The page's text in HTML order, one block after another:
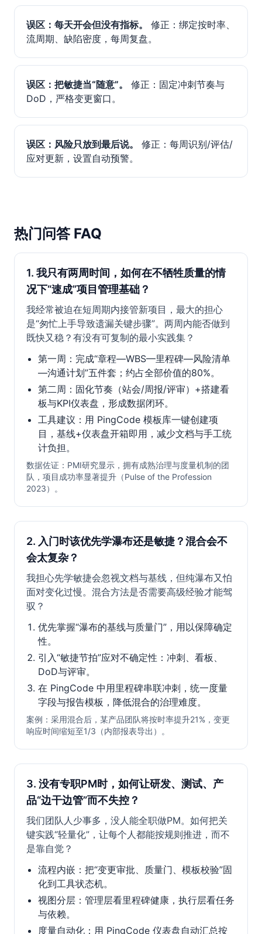
误区：每天开会但没有指标。
修正：绑定按时率、
流周期、缺陷密度，每周复盘。
误区：把敏捷当“随意”。
修正：固定冲刺节奏与
DoD，严格变更窗口。
误区：风险只放到最后说。
修正：每周识别/评估/
应对更新，设置自动预警。
热门问答 FAQ
1. 我只有两周时间，如何在不牺牲质量的情
况下“速成”项目管理基础？
我经常被迫在短周期内接管新项目，最大的担心
是“匆忙上手导致遗漏关键步骤”。两周内能否做到
既快又稳？有没有可复制的最小实践集？
第一周：完成“章程—WBS—里程碑—风险清单
—沟通计划”五件套；约占全部价值的80%。
第二周：固化节奏（站会/周报/评审）+搭建看
板与KPI仪表盘，形成数据闭环。
工具建议：用 PingCode 模板库一键创建项
目，基线+仪表盘开箱即用，减少文档与手工统
计负担。
数据佐证：PMI研究显示，拥有成熟治理与度量机制的团
队，项目成功率显著提升（Pulse of the Profession
2023）。
2. 入门时该优先学瀑布还是敏捷？混合会不
会太复杂？
我担心先学敏捷会忽视文档与基线，但纯瀑布又怕
面对变化过慢。混合方法是否需要高级经验才能驾
驭？
优先掌握“瀑布的基线与质量门”，用以保障确定
性。
引入“敏捷节拍”应对不确定性：冲刺、看板、
DoD与评审。
在 PingCode 中用里程碑串联冲刺，统一度量
字段与报告模板，降低混合的治理难度。
案例：采用混合后，某产品团队将按时率提升21%，变更
响应时间缩短至1/3（内部报表导出）。
3. 没有专职PM时，如何让研发、测试、产
品“边干边管”而不失控？
我们团队人少事多，没人能全职做PM。如何把关
键实践“轻量化”，让每个人都能按规则推进，而不
是靠自觉？
流程内嵌：把“变更审批、质量门、模板校验”固
化到工具状态机。
视图分层：管理层看里程碑健康，执行层看任务
与依赖。
度量自动化：用 PingCode 仪表盘自动汇总按